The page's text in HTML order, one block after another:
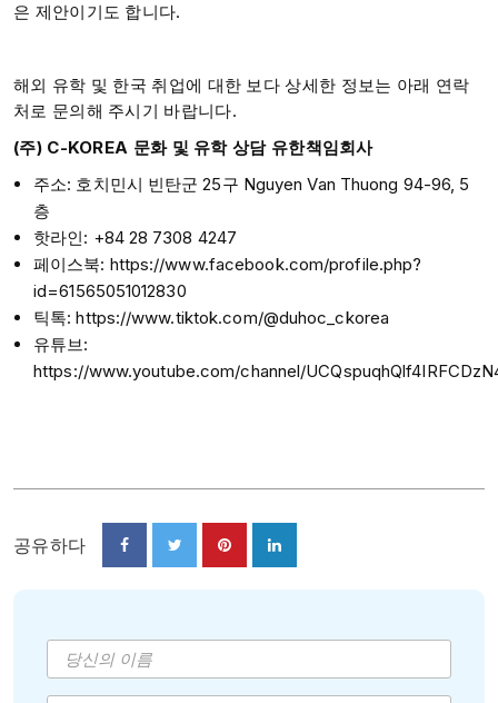
은 제안이기도 합니다.
해외 유학 및 한국 취업에 대한 보다 상세한 정보는 아래 연락
처로 문의해 주시기 바랍니다.
(주) C-KOREA 문화 및 유학 상담 유한책임회사
주소: 호치민시 빈탄군 25구 Nguyen Van Thuong 94-96, 5
층
핫라인: +84 28 7308 4247
페이스북: https://www.facebook.com/profile.php?
id=61565051012830
틱톡: https://www.tiktok.com/@duhoc_ckorea
유튜브:
https://www.youtube.com/channel/
공유하다